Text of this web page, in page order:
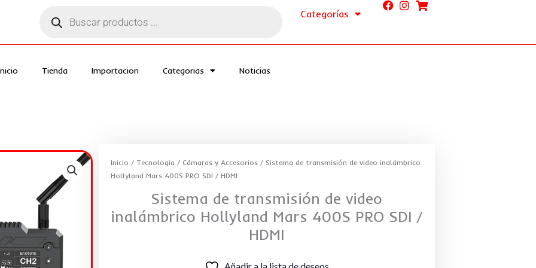
productos
Categorías
Tienda Importacion Categorias Noticias
Inicio / Tecnologia / Cámaras y Accesorios/ Sistema de transmisión de video inalámbrico
Hollyland Mars 400S PRO SDI / HDMI
Sistema de transmisión de video
inalámbrico Hollyland Mars 400S PRO SDI /
HDMI
Añadir a la lista de deseos